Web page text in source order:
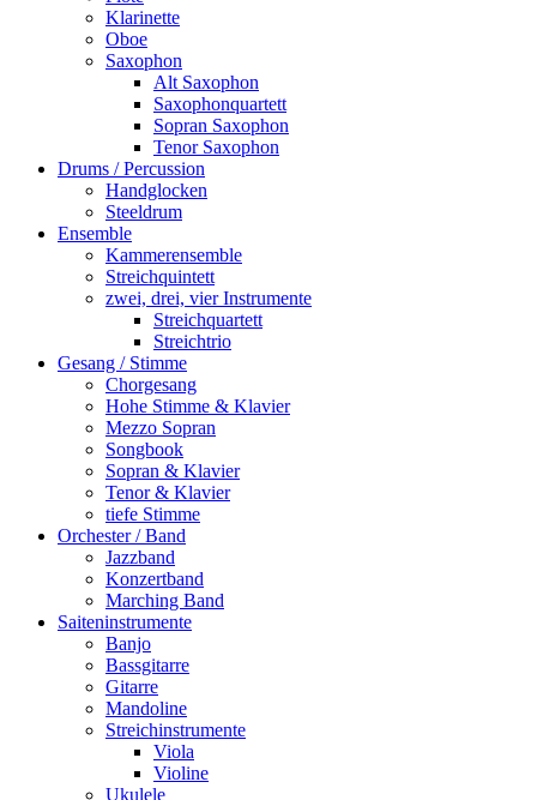
Klarinette
Oboe
Saxophon
Alt Saxophon
Saxophonquartett
Sopran Saxophon
Tenor Saxophon
Drums / Percussion
Handglocken
Steeldrum
Ensemble
Kammerensemble
Streichquintett
zwei, drei, vier Instrumente
Streichquartett
Streichtrio
Gesang / Stimme
Chorgesang
Hohe Stimme & Klavier
Mezzo Sopran
Songbook
Sopran & Klavier
Tenor & Klavier
tiefe Stimme
Orchester / Band
Jazzband
Konzertband
Marching Band
Saiteninstrumente
Banjo
Bassgitarre
Gitarre
Mandoline
Streichinstrumente
Viola
Violine
Ukulele